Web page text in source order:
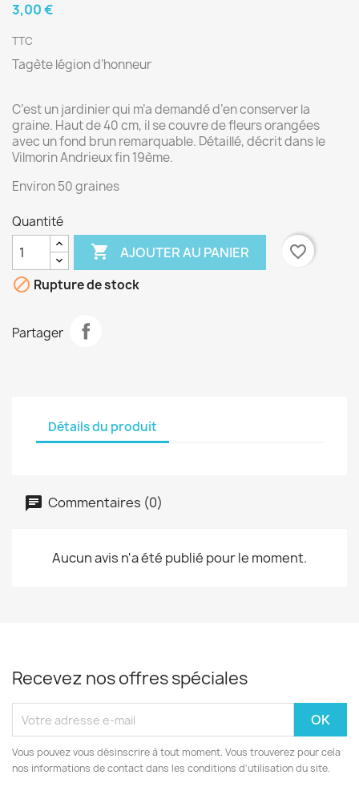
3,00 €
TTC
Tagète légion d’honneur
C’est un jardinier qui m’a demandé d’en conserver la
graine. Haut de 40 cm, il se couvre de fleurs orangées
avec un fond brun remarquable. Détaillé, décrit dans le
Vilmorin Andrieux fin 19ème.
Environ 50 graines
Quantité
 AJOUTER AU PANIER
favorite_border
 Rupture de stock
Partager
Détails du produit
Commentaires (0)
Aucun avis n'a été publié pour le moment.
Recevez nos offres spéciales
Vous pouvez vous désinscrire à tout moment. Vous trouverez pour cela
nos informations de contact dans les conditions d'utilisation du site.